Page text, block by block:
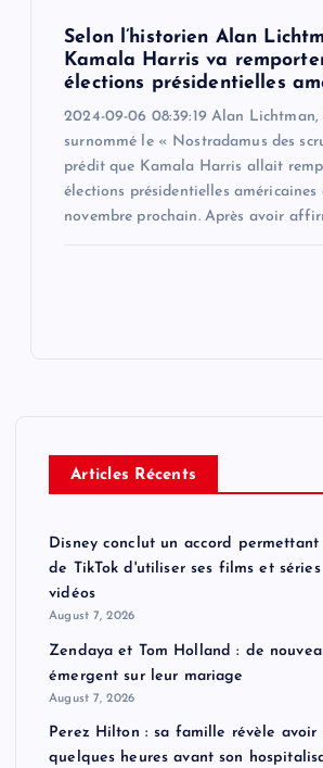
Selon l’historien Alan
Kamala Harris va
élections présidentielles
2024-09-06 08:39:19 Alan Lichtman,
surnommé le « Nostradamus des
prédit que Kamala Harris allait
élections présidentielles américaines
novembre prochain. Après avoir
Articles Récents
Disney conclut un accord permettant
de TikTok d'utiliser ses films et
vidéos
August 7, 2026
Zendaya et Tom Holland : de
émergent sur leur mariage
August 7, 2026
Perez Hilton : sa famille révèle avoir
quelques heures avant son